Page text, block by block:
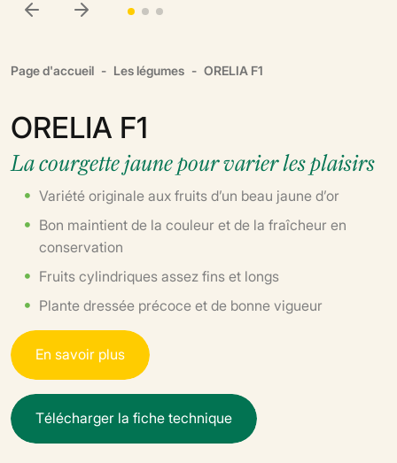
Page d'accueil Les légumes ORELIA F1
ORELIA F1
La courgette jaune pour varier les plaisirs
Variété originale aux fruits d’un beau jaune d’or
Bon maintient de la couleur et de la fraîcheur en
conservation
Fruits cylindriques assez fins et longs
Plante dressée précoce et de bonne vigueur
En savoir plus
Télécharger la fichetechnique